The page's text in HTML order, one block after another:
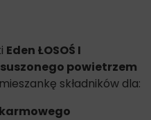
Eden ŁOSOŚ I
suszonego powietrzem
składników dla: